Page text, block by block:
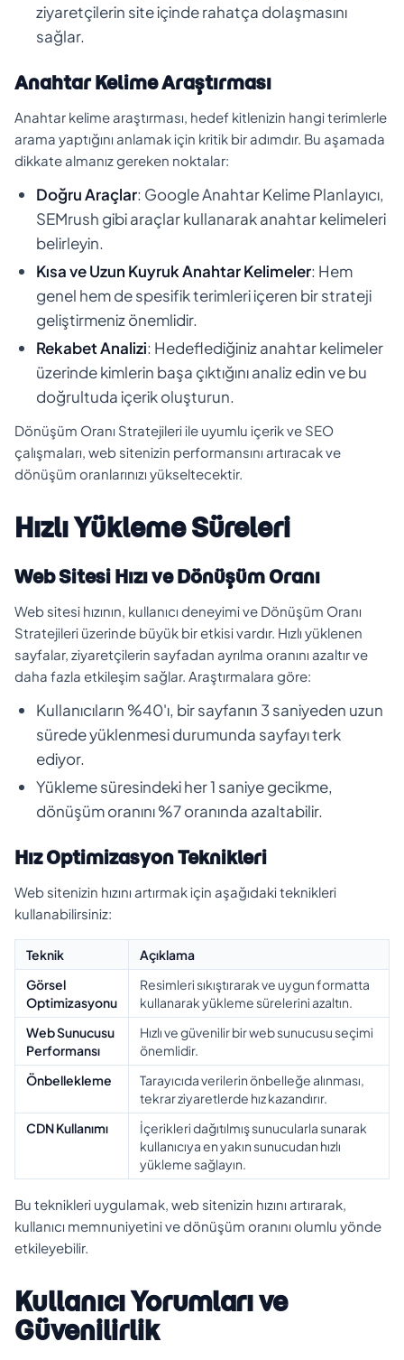
ziyaretçilerin site içinde rahatça dolaşmasını
sağlar.
Anahtar Kelime Araştırması
Anahtar kelime araştırması, hedef kitlenizin hangi terimlerle
arama yaptığını anlamak için kritik bir adımdır. Bu aşamada
dikkate almanız gereken noktalar:
Doğru Araçlar: Google Anahtar Kelime Planlayıcı,
SEMrush gibi araçlar kullanarak anahtar kelimeleri
belirleyin.
Kısa ve Uzun Kuyruk Anahtar Kelimeler: Hem
genel hem de spesifik terimleri içeren bir strateji
geliştirmeniz önemlidir.
Rekabet Analizi: Hedeflediğiniz anahtar kelimeler
üzerinde kimlerin başa çıktığını analiz edin ve bu
doğrultuda içerik oluşturun.
Dönüşüm Oranı Stratejileri ile uyumlu içerik ve SEO
çalışmaları, web sitenizin performansını artıracak ve
dönüşüm oranlarınızı yükseltecektir.
Hızlı Yükleme Süreleri
Web Sitesi Hızı ve Dönüşüm Oranı
Web sitesi hızının, kullanıcı deneyimi ve Dönüşüm Oranı
Stratejileri üzerinde büyük bir etkisi vardır. Hızlı yüklenen
sayfalar, ziyaretçilerin sayfadan ayrılma oranını azaltır ve
daha fazla etkileşim sağlar. Araştırmalara göre:
Kullanıcıların %40'ı, bir sayfanın 3 saniyeden uzun
sürede yüklenmesi durumunda sayfayı terk
ediyor.
Yükleme süresindeki her 1 saniye gecikme,
dönüşüm oranını %7 oranında azaltabilir.
Hız Optimizasyon Teknikleri
Web sitenizin hızını artırmak için aşağıdaki teknikleri
kullanabilirsiniz:
Teknik
Açıklama
Görsel
Optimizasyonu
Resimleri sıkıştırarak ve uygun formatta
kullanarak yükleme sürelerini azaltın.
Web Sunucusu
Performansı
Hızlı ve güvenilir bir web sunucusu seçimi
önemlidir.
Önbellekleme
Tarayıcıda verilerin önbelleğe alınması,
tekrar ziyaretlerde hız kazandırır.
CDN Kullanımı
İçerikleri dağıtılmış sunucularla sunarak
kullanıcıya en yakın sunucudan hızlı
yükleme sağlayın.
Bu teknikleri uygulamak, web sitenizin hızını artırarak,
kullanıcı memnuniyetini ve dönüşüm oranını olumlu yönde
etkileyebilir.
Kullanıcı Yorumları ve
Güvenilirlik